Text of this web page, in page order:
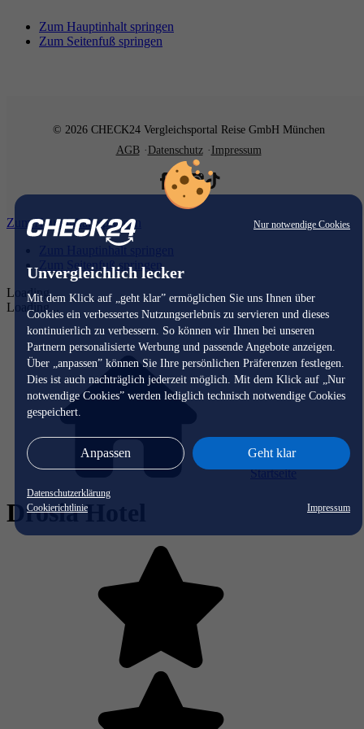
Nur notwendige Cookies
Unvergleichlich lecker
Mit dem Klick auf „geht klar” ermöglichen Sie uns Ihnen über
Cookies ein verbessertes Nutzungserlebnis zu servieren und dieses
kontinuierlich zu verbessern. So können wir Ihnen bei unseren
Partnern personalisierte Werbung und passende Angebote anzeigen.
Über „anpassen” können Sie Ihre persönlichen Präferenzen festlegen.
Dies ist auch nachträglich jederzeit möglich. Mit dem Klick auf „Nur
notwendige Cookies” werden lediglich technisch notwendige Cookies
gespeichert.
Anpassen Geht klar
Datenschutzerklärung
Cookierichtlinie
Impressum
Zum Hauptinhalt springen
Zum Seitenfuß springen
© 2026 CHECK24 Vergleichsportal Reise GmbH München
AGB
Datenschutz Impressum
Zum Hauptinhalt springen
Zum Hauptinhalt springen
Zum Seitenfuß springen
Loading...
Loading...
Startseite
Drosia Hotel